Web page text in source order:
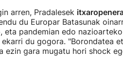
arren, Pradalesek
du Europar Batasunak
eta pandemian edo
du gogora. "Borondatea
ezin gara mugatu hori shock